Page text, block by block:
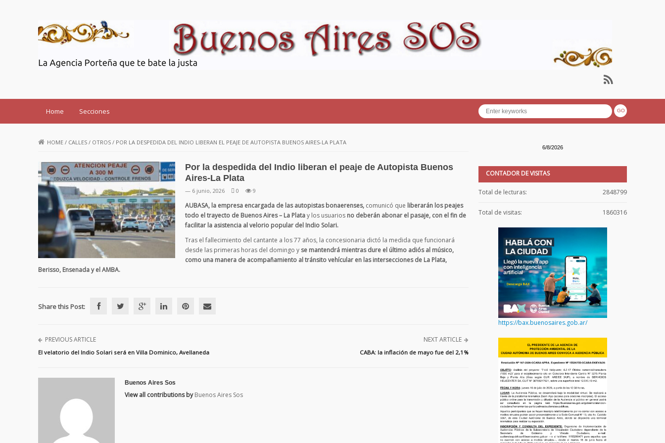
Home Secciones
HOME / CALLES / OTROS / POR LA DESPEDIDA DEL INDIO LIBERAN EL PEAJE DE AUTOPISTA BUENOS AIRES-LA PLATA
Por la despedida del Indio liberan el peaje de Autopista Buenos
Aires-La Plata
— 6 junio, 2026 0 9
AUBASA, la empresa encargada de las autopistas bonaerenses, comunicó que liberarán los peajes
todo el trayecto de Buenos Aires – La Platay los usuarios no deberán abonar el pasaje, con el fin de
facilitar la asistencia al velorio popular del Indio Solari.
Tras el fallecimiento del cantante a los 77 años, la concesionaria dictó la medida que funcionará
desde las primeras horas del domingo y se mantendrá mientras dure el último adiós al músico,
como una manera de acompañamiento al tránsito vehícular en las intersecciones de La Plata,
Berisso, Ensenada y el AMBA.
Share this Post:
PREVIOUS ARTICLE
El velatorio del Indio Solari será en Villa Dominico, Avellaneda
NEXT ARTICLE
CABA: la inflación de mayo fue del 2,1%
Buenos Aires Sos
View all contributions by Buenos Aires Sos
6/8/2026
CONTADOR DE VISITAS
2848799
Total de lecturas:
1860316
Total de visitas:
https://bax.buenosaires.gob.ar/